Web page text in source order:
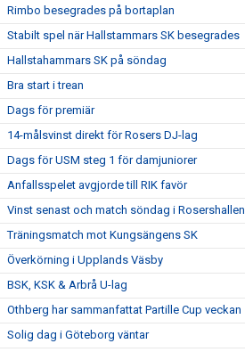
Rimbo besegrades på bortaplan
Stabilt spel när Hallstammars SK besegrades
Hallstahammars SK på söndag
Bra start i trean
Dags för premiär
14-målsvinst direkt för Rosers DJ-lag
Dags för USM steg 1 för damjuniorer
Anfallsspelet avgjorde till RIK favör
Vinst senast och match söndag i Rosershallen
Träningsmatch mot Kungsängens SK
Överkörning i Upplands Väsby
BSK, KSK & Arbrå U-lag
Othberg har sammanfattat Partille Cup veckan
Solig dag i Göteborg väntar